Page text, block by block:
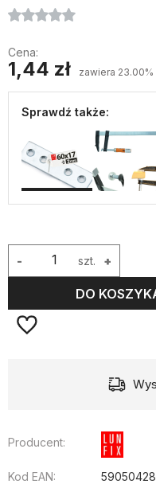
Cena:
1,44 zł zawiera
Sprawdź także:
szt. +
-
DO
Producent:
Kod EAN: